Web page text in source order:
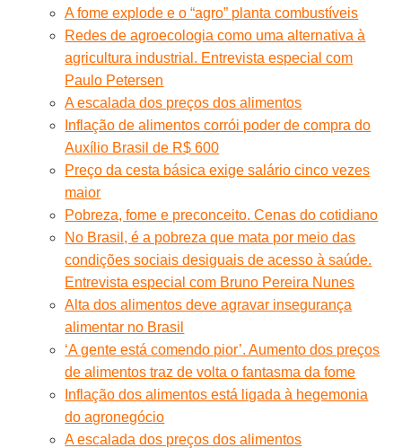
A fome explode e o “agro” planta combustíveis
Redes de agroecologia como uma alternativa à
agricultura industrial. Entrevista especial com
Paulo Petersen
A escalada dos preços dos alimentos
Inflação de alimentos corrói poder de compra do
Auxílio Brasil de R$ 600
Preço da cesta básica exige salário cinco vezes
maior
Pobreza, fome e preconceito. Cenas do cotidiano
No Brasil, é a pobreza que mata por meio das
condições sociais desiguais de acesso à saúde.
Entrevista especial com Bruno Pereira Nunes
Alta dos alimentos deve agravar insegurança
alimentar no Brasil
‘A gente está comendo pior’. Aumento dos preços
de alimentos traz de volta o fantasma da fome
Inflação dos alimentos está ligada à hegemonia
do agronegócio
A escalada dos preços dos alimentos